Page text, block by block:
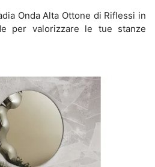
Onda Alta Ottone di Riflessi in
per valorizzare le tue stanze